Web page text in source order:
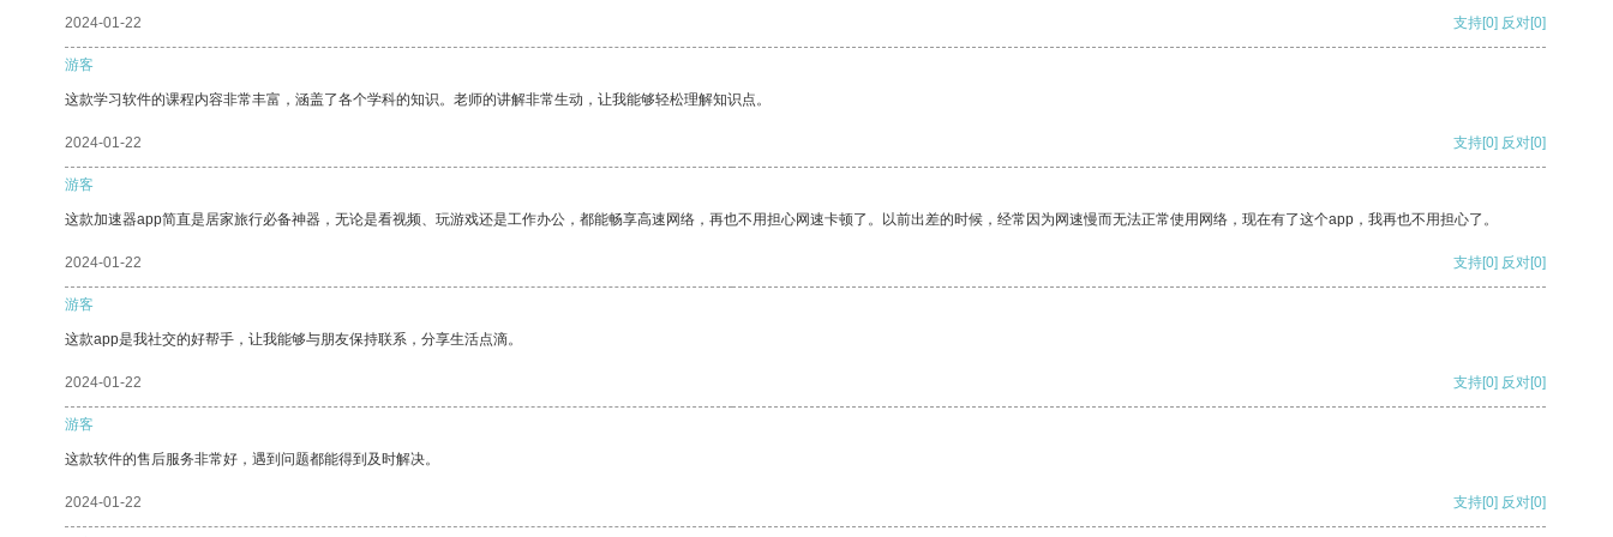
2024-01-22 支持[0] 反对[0]
游客
这款学习软件的课程内容非常丰富，涵盖了各个学科的知识。老师的讲解非常生动，让我能够轻松理解知识点。
2024-01-22 支持[0] 反对[0]
游客
这款加速器app简直是居家旅行必备神器，无论是看视频、玩游戏还是工作办公，都能畅享高速网络，再也不用担心网速卡顿了。以前出差的时候，经常因为网速慢而无法正常使用网络，现在有了这个app，我再也不用担心了。
2024-01-22 支持[0] 反对[0]
游客
这款app是我社交的好帮手，让我能够与朋友保持联系，分享生活点滴。
2024-01-22 支持[0] 反对[0]
游客
这款软件的售后服务非常好，遇到问题都能得到及时解决。
2024-01-22 支持[0] 反对[0]